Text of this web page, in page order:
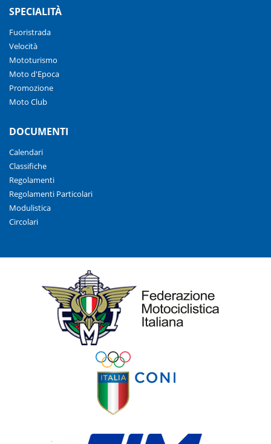
SPECIALITÀ
Fuoristrada
Velocità
Mototurismo
Moto d'Epoca
Promozione
Moto Club
DOCUMENTI
Calendari
Classifiche
Regolamenti
Regolamenti Particolari
Modulistica
Circolari